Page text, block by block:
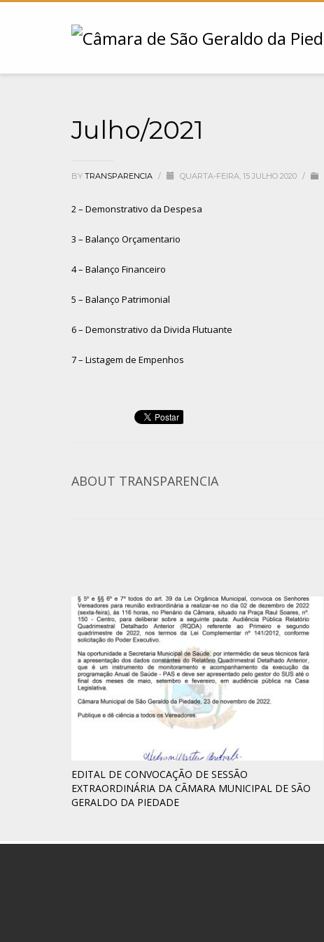
Julho/2021
BY TRANSPARENCIA / QUARTA-FEIRA, 15 JULHO 2020 /
2 – Demonstrativo da Despesa
3 – Balanço Orçamentario
4 – Balanço Financeiro
5 – Balanço Patrimonial
6 – Demonstrativo da Divida Flutuante
7 – Listagem de Empenhos
ABOUT TRANSPARENCIA
EDITAL DE CONVOCAÇÃO DE SESSÃO
EXTRAORDINÁRIA DA CÃMARA MUNICIPAL DE SÃO
GERALDO DA PIEDADE